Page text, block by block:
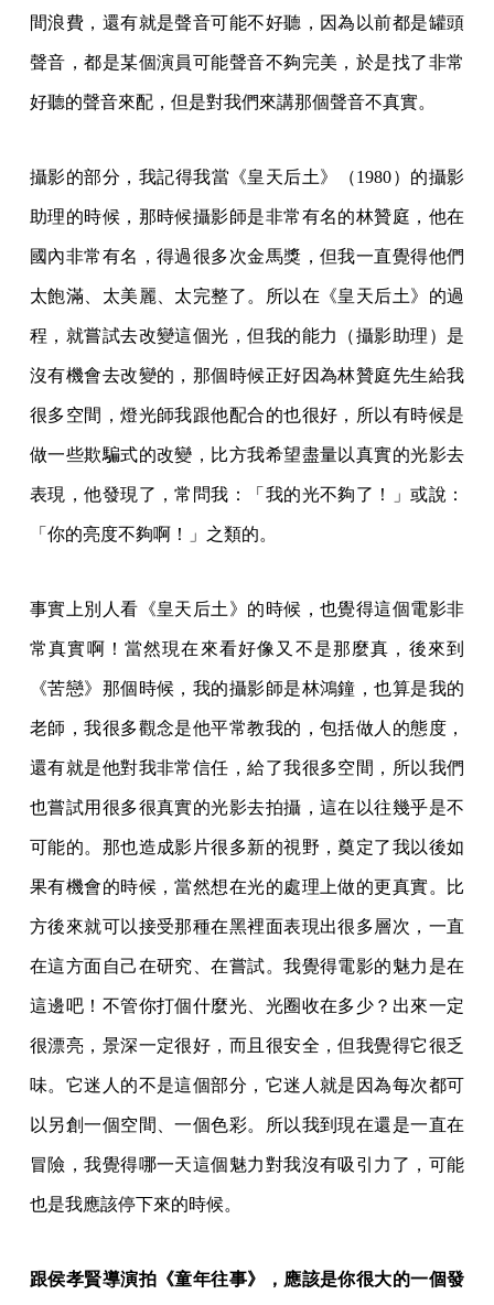
間浪費，還有就是聲音可能不好聽，因為以前都是罐頭
聲音，都是某個演員可能聲音不夠完美，於是找了非常
好聽的聲音來配，但是對我們來講那個聲音不真實。
攝影的部分，我記得我當《皇天后土》（1980）的攝影
助理的時候，那時候攝影師是非常有名的林贊庭，他在
國內非常有名，得過很多次金馬獎，但我一直覺得他們
太飽滿、太美麗、太完整了。所以在《皇天后土》的過
程，就嘗試去改變這個光，但我的能力（攝影助理）是
沒有機會去改變的，那個時候正好因為林贊庭先生給我
很多空間，燈光師我跟他配合的也很好，所以有時候是
做一些欺騙式的改變，比方我希望盡量以真實的光影去
表現，他發現了，常問我：「我的光不夠了！」或說：
「你的亮度不夠啊！」之類的。
事實上別人看《皇天后土》的時候，也覺得這個電影非
常真實啊！當然現在來看好像又不是那麼真，後來到
《苦戀》那個時候，我的攝影師是林鴻鐘，也算是我的
老師，我很多觀念是他平常教我的，包括做人的態度，
還有就是他對我非常信任，給了我很多空間，所以我們
也嘗試用很多很真實的光影去拍攝，這在以往幾乎是不
可能的。那也造成影片很多新的視野，奠定了我以後如
果有機會的時候，當然想在光的處理上做的更真實。比
方後來就可以接受那種在黑裡面表現出很多層次，一直
在這方面自己在研究、在嘗試。我覺得電影的魅力是在
這邊吧！不管你打個什麼光、光圈收在多少？出來一定
很漂亮，景深一定很好，而且很安全，但我覺得它很乏
味。它迷人的不是這個部分，它迷人就是因為每次都可
以另創一個空間、一個色彩。所以我到現在還是一直在
冒險，我覺得哪一天這個魅力對我沒有吸引力了，可能
也是我應該停下來的時候。
跟侯孝賢導演拍《童年往事》，應該是你很大的一個發